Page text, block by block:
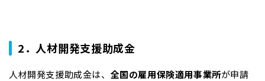
2．人材開発支援助成金
人材開発支援助成金は、 全国の雇用保険適用事業所が申請